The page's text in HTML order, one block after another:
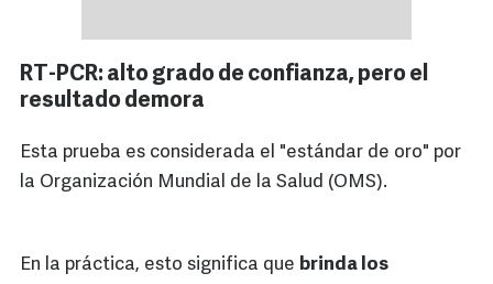
RT-PCR: alto grado de confianza, pero el
resultado demora
Esta prueba es considerada el "estándar de oro" por
la Organización Mundial de la Salud (OMS).
En la práctica, esto significa que brinda los